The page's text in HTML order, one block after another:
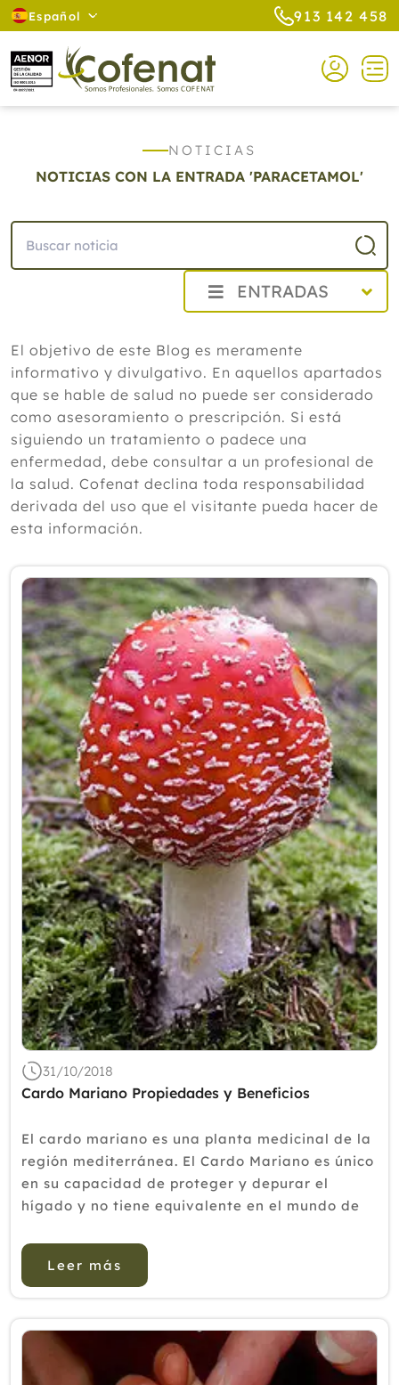
Español 913 142 458
NOTICIAS
NOTICIAS CON LA ENTRADA 'PARACETAMOL'
ENTRADAS
Agosto
Cistitis en verano: cinco remedios
naturales para aliviar los síntomas,
según un experto
Julio
Junio
Mayo
Marzo
Enero
2025
2024
2023
2022
2021
2020
2019
2018
2017
2016
2015
2014
2013
2012
El objetivo de este Blog es meramente
informativo y divulgativo. En aquellos apartados
que se hable de salud no puede ser considerado
como asesoramiento o prescripción. Si está
siguiendo un tratamiento o padece una
enfermedad, debe consultar a un profesional de
la salud. Cofenat declina toda responsabilidad
derivada del uso que el visitante pueda hacer de
esta información.
31/10/2018
Cardo Mariano Propiedades y Beneficios
El cardo mariano es una planta medicinal de la
región mediterránea. El Cardo Mariano es único
en su capacidad de proteger y depurar el
hígado y no tiene equivalente en el mundo de
de envenenamiento con setas Amanita, que
destruyen el hígado, el...
Leer más